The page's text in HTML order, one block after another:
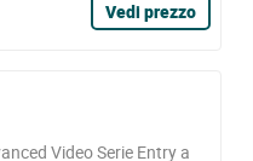
Vedi prezzo
Video Serie Entry a